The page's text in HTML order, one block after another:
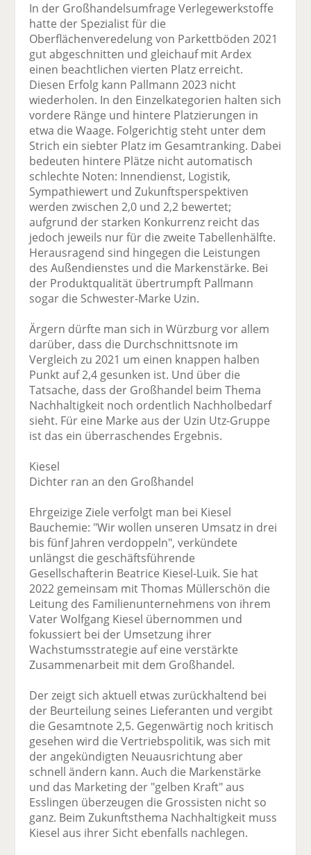
In der Großhandelsumfrage Verlegewerkstoffe
hatte der Spezialist für die
Oberflächenveredelung von Parkettböden 2021
gut abgeschnitten und gleichauf mit Ardex
einen beachtlichen vierten Platz erreicht.
Diesen Erfolg kann Pallmann 2023 nicht
wiederholen. In den Einzelkategorien halten sich
vordere Ränge und hintere Platzierungen in
etwa die Waage. Folgerichtig steht unter dem
Strich ein siebter Platz im Gesamtranking. Dabei
bedeuten hintere Plätze nicht automatisch
schlechte Noten: Innendienst, Logistik,
Sympathiewert und Zukunftsperspektiven
werden zwischen 2,0 und 2,2 bewertet;
aufgrund der starken Konkurrenz reicht das
jedoch jeweils nur für die zweite Tabellenhälfte.
Herausragend sind hingegen die Leistungen
des Außendienstes und die Markenstärke. Bei
der Produktqualität übertrumpft Pallmann
sogar die Schwester-Marke Uzin.
Ärgern dürfte man sich in Würzburg vor allem
darüber, dass die Durchschnittsnote im
Vergleich zu 2021 um einen knappen halben
Punkt auf 2,4 gesunken ist. Und über die
Tatsache, dass der Großhandel beim Thema
Nachhaltigkeit noch ordentlich Nachholbedarf
sieht. Für eine Marke aus der Uzin Utz-Gruppe
ist das ein überraschendes Ergebnis.
Kiesel
Dichter ran an den Großhandel
Ehrgeizige Ziele verfolgt man bei Kiesel
Bauchemie: "Wir wollen unseren Umsatz in drei
bis fünf Jahren verdoppeln", verkündete
unlängst die geschäftsführende
Gesellschafterin Beatrice Kiesel-Luik. Sie hat
2022 gemeinsam mit Thomas Müllerschön die
Leitung des Familienunternehmens von ihrem
Vater Wolfgang Kiesel übernommen und
fokussiert bei der Umsetzung ihrer
Wachstumsstrategie auf eine verstärkte
Zusammenarbeit mit dem Großhandel.
Der zeigt sich aktuell etwas zurückhaltend bei
der Beurteilung seines Lieferanten und vergibt
die Gesamtnote 2,5. Gegenwärtig noch kritisch
gesehen wird die Vertriebspolitik, was sich mit
der angekündigten Neuausrichtung aber
schnell ändern kann. Auch die Markenstärke
und das Marketing der "gelben Kraft" aus
Esslingen überzeugen die Grossisten nicht so
ganz. Beim Zukunftsthema Nachhaltigkeit muss
Kiesel aus ihrer Sicht ebenfalls nachlegen.